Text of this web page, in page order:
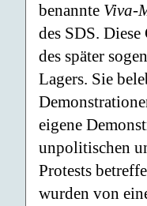
benannte Viva-
des SDS.
des später
Lagers. Sie
eigene
unpolitischen
Protests
wurden von